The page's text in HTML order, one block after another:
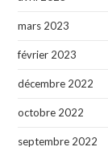
mars 2023
février 2023
décembre 2022
octobre 2022
septembre 2022